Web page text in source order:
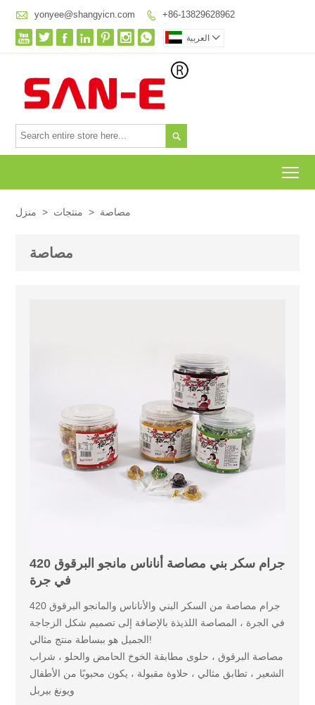
 yonyee@shangyicn.com  +86-13829628962
       العربية 

منزل > منتجات > مصاصة
مصاصة
420 جرام سكر بني مصاصة أناناس مانجو البرقوق
في جرة
420 جرام مصاصة من السكر البني والأناناس والمانجو البرقوق
في الجرة ، المصاصة اللذيذة بالإضافة إلى تصميم شكل الزجاجة
الجميل هو ببساطة منتج مثالي!
مصاصة البرقوق ، حلوى مطابقة الخوخ الحامض والحلو ، شراب
الشعير ، تطابق مثالي ، حلاوة مقبولة ، يكون محبوبًا من الأطفال
ويونغ بيربل